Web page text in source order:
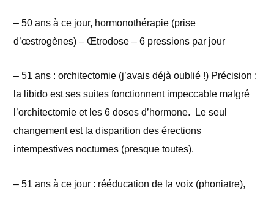
– 50 ans à ce jour, hormonothérapie (prise
d’œstrogènes) – Œtrodose – 6 pressions par jour
– 51 ans : orchitectomie (j’avais déjà oublié !) Précision :
la libido est ses suites fonctionnent impeccable malgré
l’orchitectomie et les 6 doses d’hormone. Le seul
changement est la disparition des érections
intempestives nocturnes (presque toutes).
– 51 ans à ce jour : rééducation de la voix (phoniatre),